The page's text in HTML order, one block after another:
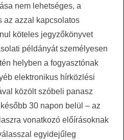
nem lehetséges, a
az azzal kapcsolatos
köteles jegyzőkönyvet
példányát személyesen
helyben a fogyasztónak
elektronikus hírközlési
közölt szóbeli panasz
30 napon belül – az
vonatkozó előírásoknak
egyidejűleg